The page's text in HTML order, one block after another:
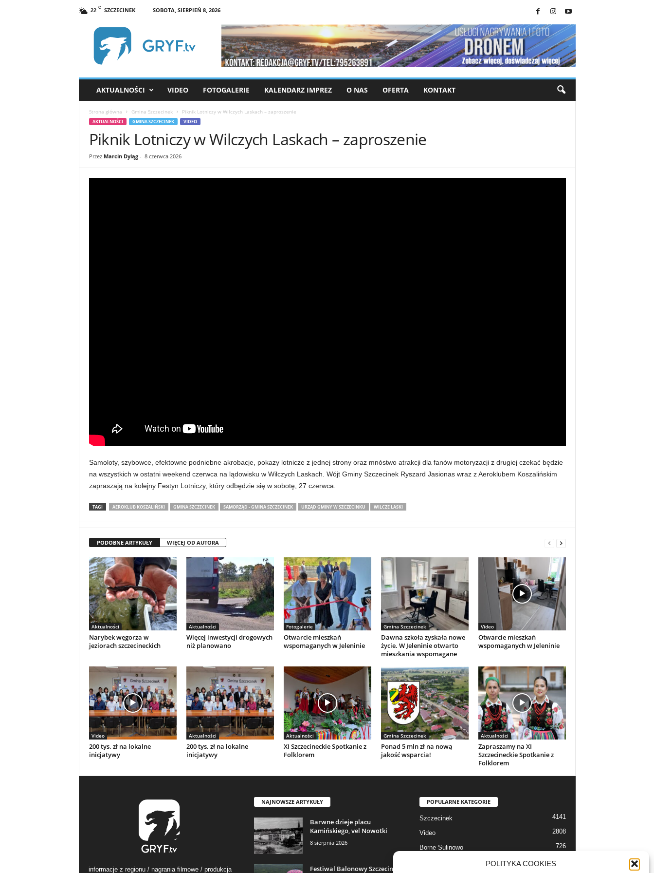
POLITYKA COOKIES
22 C SZCZECINEK
SOBOTA, SIERPIEŃ 8, 2026
n
AKTUALNOŚCI VIDEO FOTOGALERIE KALENDARZ IMPREZ O NAS OFERTA KONTAKT
Strona główna Gmina Szczecinek Piknik Lotniczy w Wilczych Laskach – zaproszenie
AKTUALNOŚCI GMINA SZCZECINEK VIDEO
Piknik Lotniczy w Wilczych Laskach – zaproszenie
Przez Marcin Dyląg- 8 czerwca 2026
Samoloty, szybowce, efektowne podniebne akrobacje, pokazy lotnicze z jednej strony oraz mnóstwo atrakcji dla fanów motoryzacji z drugiej czekać będzie
na wszystkich w ostatni weekend czerwca na lądowisku w Wilczych Laskach. Wójt Gminy Szczecinek Ryszard Jasionas wraz z Aeroklubem Koszalińskim
zapraszają na kolejny Festyn Lotniczy, który odbędzie się w sobotę, 27 czerwca.
TAGI AEROKLUB KOSZALIŃSKI GMINA SZCZECINEK SAMORZĄD - GMINA SZCZECINEK URZĄD GMINY W SZCZECINKU WILCZE LASKI
PODOBNE ARTYKUŁY WIĘCEJ OD AUTORA
Aktualności
Narybek węgorza w
jeziorach szczecineckich
Aktualności
Więcej inwestycji drogowych
niż planowano
Fotogalerie
Otwarcie mieszkań
wspomaganych w Jeleninie
Gmina Szczecinek
Dawna szkoła zyskała nowe
życie. W Jeleninie otwarto
mieszkania wspomagane
Video
Otwarcie mieszkań
wspomaganych w Jeleninie
Video
200 tys. zł na lokalne
inicjatywy
Aktualności
200 tys. zł na lokalne
inicjatywy
Aktualności
XI Szczecineckie Spotkanie z
Folklorem
Gmina Szczecinek
Ponad 5 mln zł na nową
jakość wsparcia!
Aktualności
Zapraszamy na XI
Szczecineckie Spotkanie z
Folklorem
informacje z regionu / nagrania filmowe / produkcja
NAJNOWSZE ARTYKUŁY
Barwne dzieje placu
Kamińskiego, vel Nowotki
8 sierpnia 2026
Festiwal Balonowy Szczecinek
POPULARNE KATEGORIE
Szczecinek 4141
Video 2808
Borne Sulinowo 726
712